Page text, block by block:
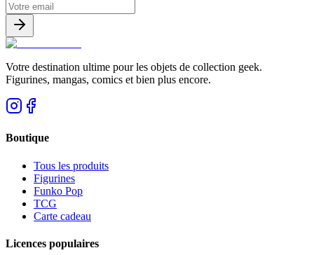
Votre destination ultime pour les objets de collection geek.
Figurines, mangas, comics et bien plus encore.
Boutique
Tous les produits
Figurines
Funko Pop
TCG
Carte cadeau
Licences populaires